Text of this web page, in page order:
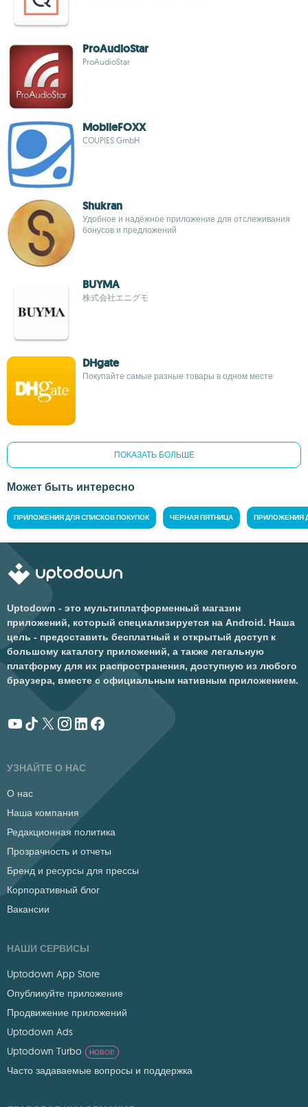
ProAudioStar
ProAudioStar
MobileFOXX
COUPIES GmbH
Shukran
Удобное и надёжное приложение для отслеживания
бонусов и предложений
BUYMA
株式会社エニグモ
DHgate
Покупайте самые разные товары в одном месте
ПОКАЗАТЬ БОЛЬШЕ
Может быть интересно
ПРИЛОЖЕНИЯ ДЛЯ СПИСКОВ ПОКУПОК ЧЕРНАЯ ПЯТНИЦА ПРИЛОЖЕНИЯ
Uptodown - это мультиплатформенный магазин
приложений, который специализируется на Android. Наша
цель - предоставить бесплатный и открытый доступ к
большому каталогу приложений, а также легальную
платформу для их распространения, доступную из любого
браузера, вместе с официальным нативным приложением.
УЗНАЙТЕ О НАС
О нас
Наша компания
Редакционная политика
Прозрачность и отчеты
Бренд и ресурсы для прессы
Корпоративный блог
Вакансии
НАШИ СЕРВИСЫ
Uptodown App Store
Опубликуйте приложение
Продвижение приложений
Uptodown Ads
Uptodown Turbo
НОВОЕ
Часто задаваемые вопросы и поддержка